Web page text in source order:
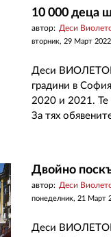
10 000 деца
автор: Деси
вторник, 29 Март 2022
Деси
градини в
2020 и 2021. Те
За тях
Двойно
автор: Деси
понеделник, 21 Март
Деси